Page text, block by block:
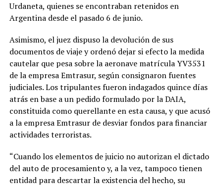
Urdaneta, quienes se encontraban retenidos en
Argentina desde el pasado 6 de junio.
Asimismo, el juez dispuso la devolución de sus
documentos de viaje y ordenó dejar si efecto la medida
cautelar que pesa sobre la aeronave matrícula YV3531
de la empresa Emtrasur, según consignaron fuentes
judiciales. Los tripulantes fueron indagados quince días
atrás en base a un pedido formulado por la DAIA,
constituida como querellante en esta causa, y que acusó
a la empresa Emtrasur de desviar fondos para financiar
actividades terroristas.
“Cuando los elementos de juicio no autorizan el dictado
del auto de procesamiento y, a la vez, tampoco tienen
entidad para descartar la existencia del hecho, su